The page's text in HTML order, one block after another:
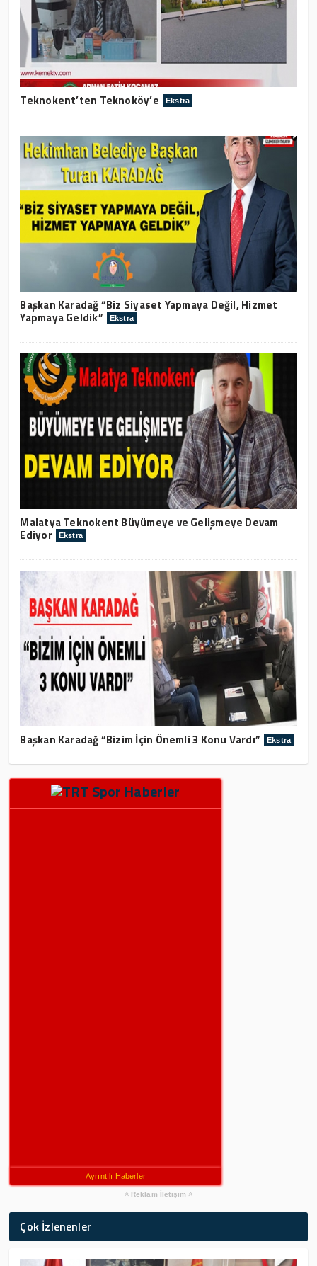
Teknokent’ten Teknoköy’e Ekstra
Başkan Karadağ “Biz Siyaset Yapmaya Değil, Hizmet
Yapmaya Geldik” Ekstra
Malatya Teknokent Büyümeye ve Gelişmeye Devam
Ediyor Ekstra
Başkan Karadağ “Bizim İçin Önemli 3 Konu Vardı” Ekstra
Ayrıntılı Haberler
Reklam İletişim
Çok İzlenenler